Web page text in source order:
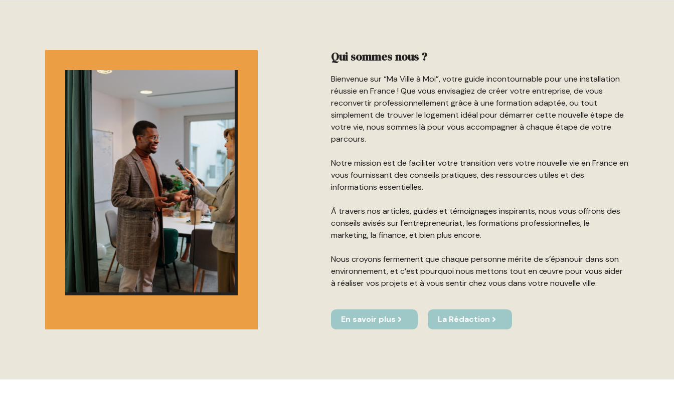
Qui sommes nous ?
Bienvenue sur “Ma Ville à Moi”, votre guide incontournable pour une installation
réussie en France ! Que vous envisagiez de créer votre entreprise, de vous
reconvertir professionnellement grâce à une formation adaptée, ou tout
simplement de trouver le logement idéal pour démarrer cette nouvelle étape de
votre vie, nous sommes là pour vous accompagner à chaque étape de votre
parcours.
Notre mission est de faciliter votre transition vers votre nouvelle vie en France en
vous fournissant des conseils pratiques, des ressources utiles et des
informations essentielles.
À travers nos articles, guides et témoignages inspirants, nous vous offrons des
conseils avisés sur l’entrepreneuriat, les formations professionnelles, le
marketing, la finance, et bien plus encore.
Nous croyons fermement que chaque personne mérite de s’épanouir dans son
environnement, et c’est pourquoi nous mettons tout en œuvre pour vous aider
à réaliser vos projets et à vous sentir chez vous dans votre nouvelle ville.
En savoir plus La Rédaction